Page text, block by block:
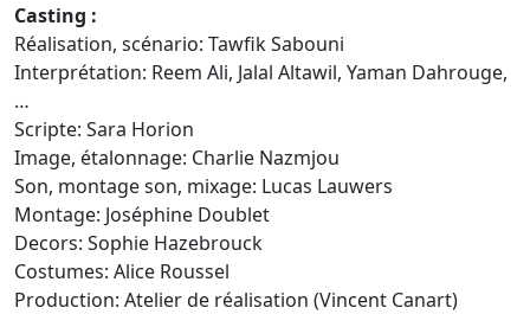
Casting :
Réalisation, scénario: Tawfik Sabouni
Interprétation: Reem Ali, Jalal Altawil, Yaman Dahrouge,
…
Scripte: Sara Horion
Image, étalonnage: Charlie Nazmjou
Son, montage son, mixage: Lucas Lauwers
Montage: Joséphine Doublet
Decors: Sophie Hazebrouck
Costumes: Alice Roussel
Production: Atelier de réalisation (Vincent Canart)